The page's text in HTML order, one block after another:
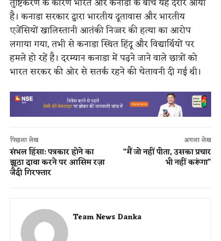
है। कनाडा सरकार द्वारा भारतीय दूतावास और भारतीय
एजेंसियों खालिस्तानी आतंकी निज्जर की हत्या का आरोप
लगाया गया, तभी से कनाडा स्थित हिंदू और विद्यार्थियों पर
हमले हो रहें है। दरम्यान कनाडा में पढ़ने जाने वाले छात्रों को
भारत सरकर की ओर से सतर्क रहने की चेतावनी दी गई थी।
पिछला लेख
संभल हिंसा: पत्रकार होने का
झूठा दावा करने पर आसिम रज़ा
जैदी गिरफ्तार
अगला लेख
“मैं जो नहीं पीता, उसका प्रचार
भी नहीं करूंगा”
Team News Danka